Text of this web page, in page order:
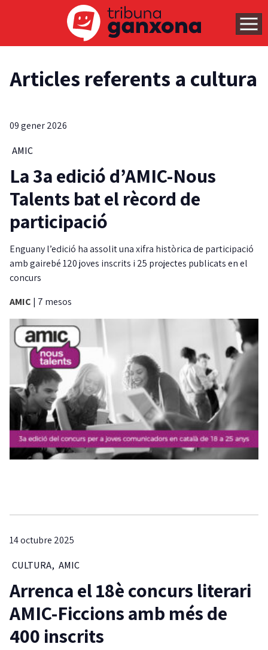
Articles referents a cultura
09 gener 2026
AMIC
La 3a edició d’AMIC-Nous
Talents bat el rècord de
participació
Enguany l’edició ha assolit una xifra històrica de participació
amb gairebé 120 joves inscrits i 25 projectes publicats en el
concurs
AMIC | 7 mesos
14 octubre 2025
CULTURA, AMIC
Arrenca el 18è concurs literari
AMIC-Ficcions amb més de
400 inscrits